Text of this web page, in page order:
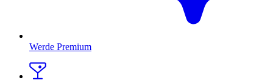
Werde Premium